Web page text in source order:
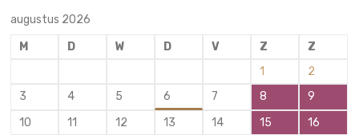
augustus 2026
M
D W D V Z
Z
1
2
3
4 5 6 7 8
9
10
11 12 13 14 15
16